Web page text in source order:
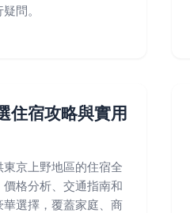
問。
住宿攻略與實用
京上野地區的住宿全
格分析、交通指南和
選擇，覆蓋家庭、商